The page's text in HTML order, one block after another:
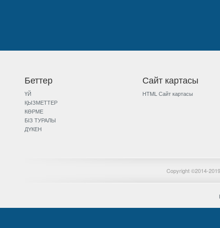
Беттер
ҮЙ
ҚЫЗМЕТТЕР
КӨРМЕ
БIЗ ТУРАЛЫ
ДYКЕН
Сайт картасы
HTML Сайт картасы
Copyright ©2014-